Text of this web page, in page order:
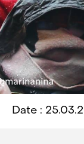
Date :